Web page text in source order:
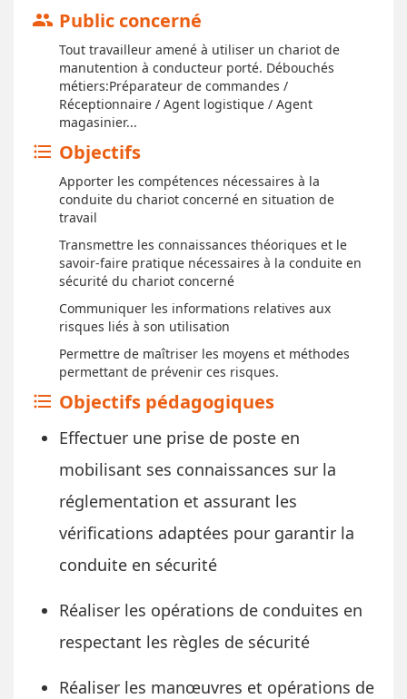
group Public concerné
Tout travailleur amené à utiliser un chariot de
manutention à conducteur porté. Débouchés
métiers:Préparateur de commandes /
Réceptionnaire / Agent logistique / Agent
magasinier...
format_list_bulleted Objectifs
Apporter les compétences nécessaires à la
conduite du chariot concerné en situation de
travail
Transmettre les connaissances théoriques et le
savoir-faire pratique nécessaires à la conduite en
sécurité du chariot concerné
Communiquer les informations relatives aux
risques liés à son utilisation
Permettre de maîtriser les moyens et méthodes
permettant de prévenir ces risques.
format_list_bulleted Objectifs pédagogiques
Effectuer une prise de poste en
mobilisant ses connaissances sur la
réglementation et assurant les
vérifications adaptées pour garantir la
conduite en sécurité
Réaliser les opérations de conduites en
respectant les règles de sécurité
Réaliser les manœuvres et opérations de